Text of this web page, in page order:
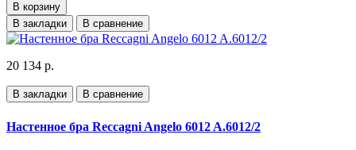
В корзину
В закладки
В сравнение
20 134 р.
В закладки В сравнение
Настенное бра Reccagni Angelo 6012 A.6012/2